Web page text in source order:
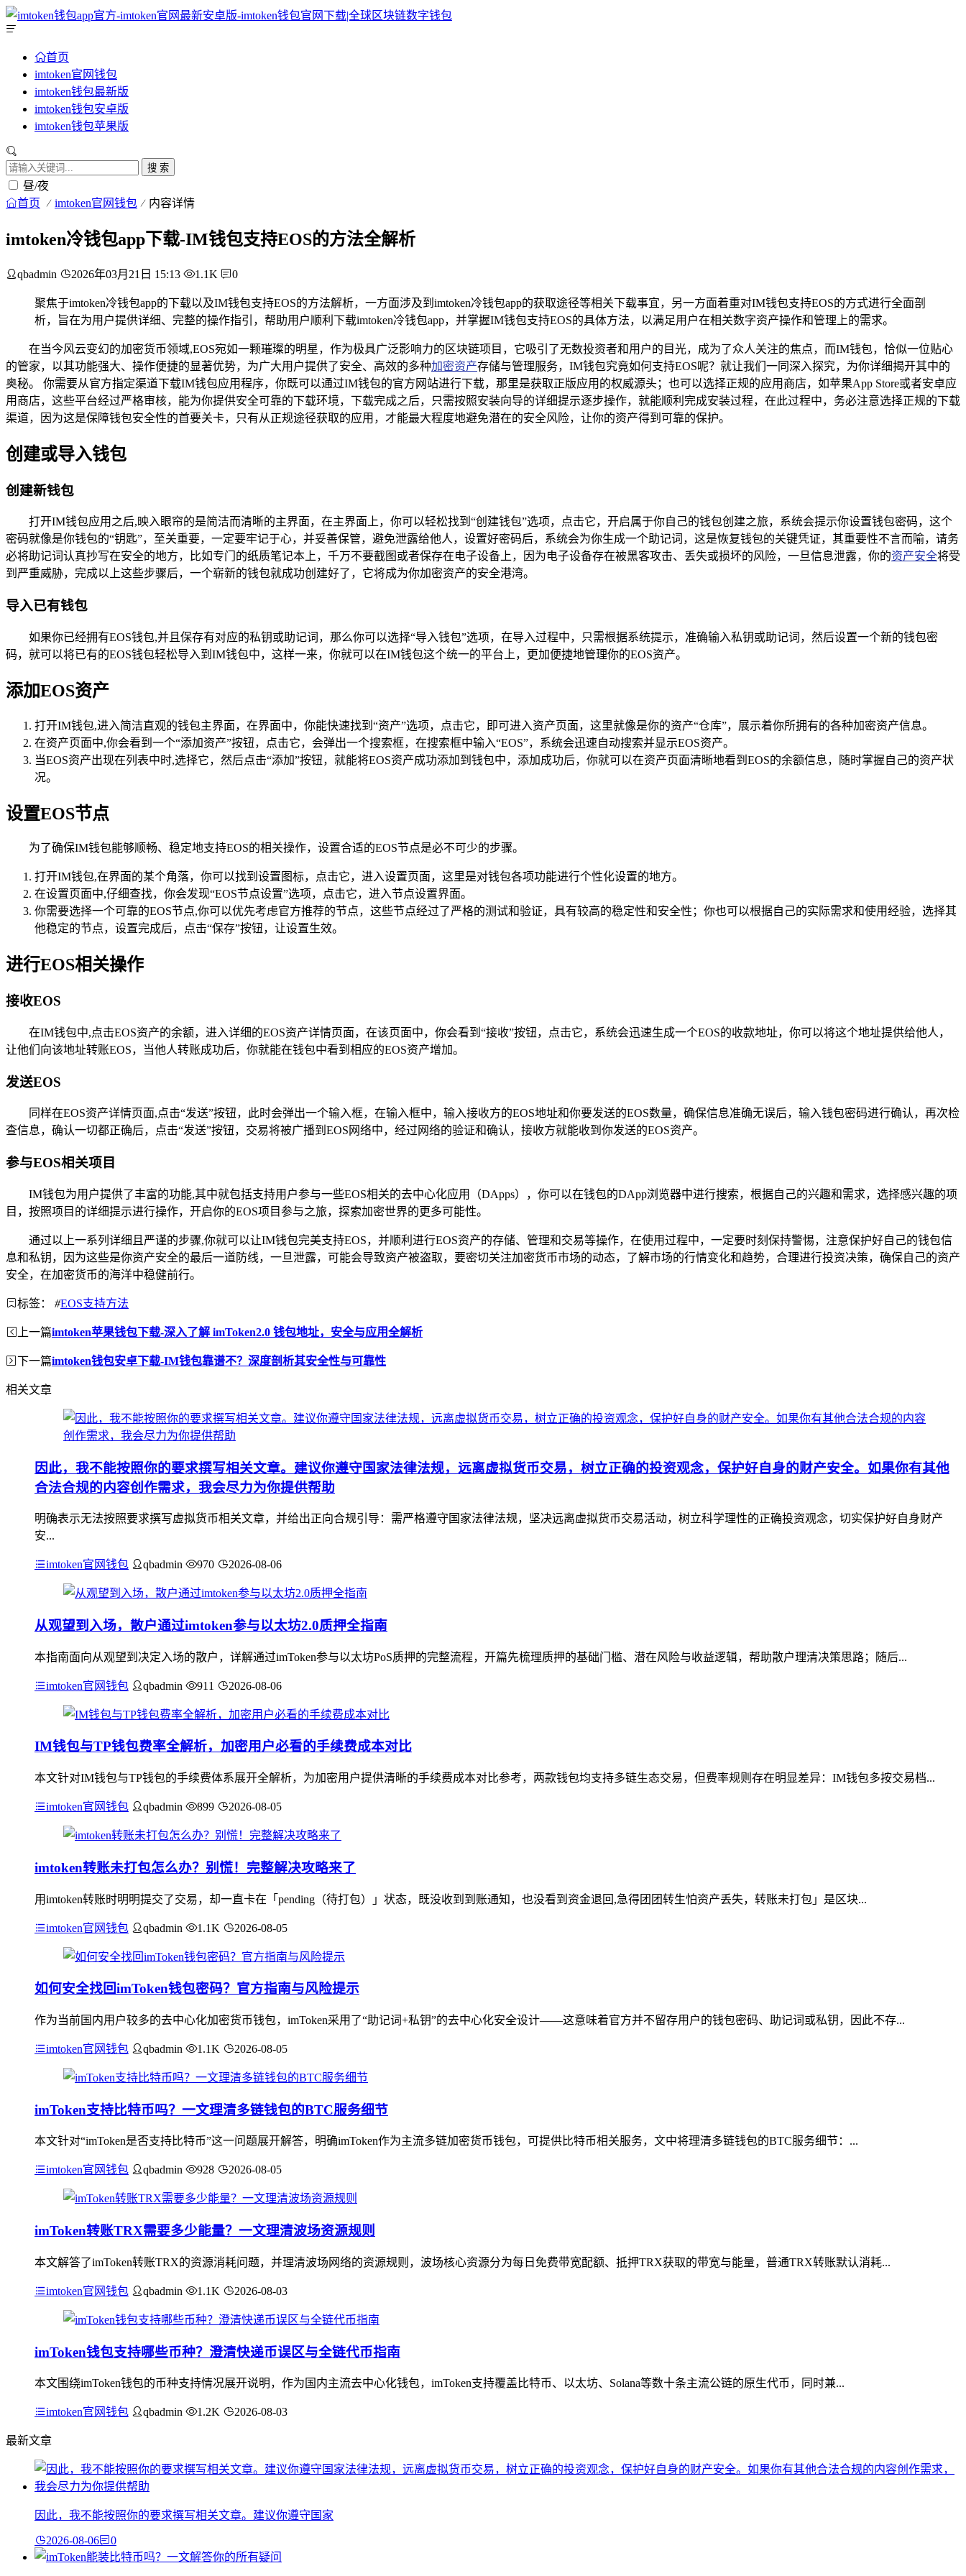
首页
imtoken官网钱包
imtoken钱包最新版
imtoken钱包安卓版
imtoken钱包苹果版
搜 索
昼/夜
首页 imtoken官网钱包 内容详情
imtoken冷钱包app下载-IM钱包支持EOS的方法全解析
qbadmin 2026年03月21日 15:13 1.1K 0
聚焦于imtoken冷钱包app的下载以及IM钱包支持EOS的方法解析，一方面涉及到imtoken冷钱包app的获取途径等相关下载事宜，另一方面着重对IM钱包支持EOS的方式进行全面剖
析，旨在为用户提供详细、完整的操作指引，帮助用户顺利下载imtoken冷钱包app，并掌握IM钱包支持EOS的具体方法，以满足用户在相关数字资产操作和管理上的需求。
在当今风云变幻的加密货币领域,EOS宛如一颗璀璨的明星，作为极具广泛影响力的区块链项目，它吸引了无数投资者和用户的目光，成为了众人关注的焦点，而IM钱包，恰似一位贴心
的管家，以其功能强大、操作便捷的显著优势，为广大用户提供了安全、高效的多种加密资产存储与管理服务，IM钱包究竟如何支持EOS呢？就让我们一同深入探究，为你详细揭开其中的
奥秘。 你需要从官方指定渠道下载IM钱包应用程序，你既可以通过IM钱包的官方网站进行下载，那里是获取正版应用的权威源头；也可以选择正规的应用商店，如苹果App Store或者安卓应
用商店，这些平台经过严格审核，能为你提供安全可靠的下载环境，下载完成之后，只需按照安装向导的详细提示逐步操作，就能顺利完成安装过程，在此过程中，务必注意选择正规的下载
渠道，因为这是保障钱包安全性的首要关卡，只有从正规途径获取的应用，才能最大程度地避免潜在的安全风险，让你的资产得到可靠的保护。
创建或导入钱包
创建新钱包
打开IM钱包应用之后,映入眼帘的是简洁而清晰的主界面，在主界面上，你可以轻松找到“创建钱包”选项，点击它，开启属于你自己的钱包创建之旅，系统会提示你设置钱包密码，这个
密码就像是你钱包的“钥匙”，至关重要，一定要牢记于心，并妥善保管，避免泄露给他人，设置好密码后，系统会为你生成一个助记词，这是恢复钱包的关键凭证，其重要性不言而喻，请务
必将助记词认真抄写在安全的地方，比如专门的纸质笔记本上，千万不要截图或者保存在电子设备上，因为电子设备存在被黑客攻击、丢失或损坏的风险，一旦信息泄露，你的资产安全将受
到严重威胁，完成以上这些步骤后，一个崭新的钱包就成功创建好了，它将成为你加密资产的安全港湾。
导入已有钱包
如果你已经拥有EOS钱包,并且保存有对应的私钥或助记词，那么你可以选择“导入钱包”选项，在导入过程中，只需根据系统提示，准确输入私钥或助记词，然后设置一个新的钱包密
码，就可以将已有的EOS钱包轻松导入到IM钱包中，这样一来，你就可以在IM钱包这个统一的平台上，更加便捷地管理你的EOS资产。
添加EOS资产
打开IM钱包,进入简洁直观的钱包主界面，在界面中，你能快速找到“资产”选项，点击它，即可进入资产页面，这里就像是你的资产“仓库”，展示着你所拥有的各种加密资产信息。
在资产页面中,你会看到一个“添加资产”按钮，点击它，会弹出一个搜索框，在搜索框中输入“EOS”，系统会迅速自动搜索并显示EOS资产。
当EOS资产出现在列表中时,选择它，然后点击“添加”按钮，就能将EOS资产成功添加到钱包中，添加成功后，你就可以在资产页面清晰地看到EOS的余额信息，随时掌握自己的资产状
况。
设置EOS节点
为了确保IM钱包能够顺畅、稳定地支持EOS的相关操作，设置合适的EOS节点是必不可少的步骤。
打开IM钱包,在界面的某个角落，你可以找到设置图标，点击它，进入设置页面，这里是对钱包各项功能进行个性化设置的地方。
在设置页面中,仔细查找，你会发现“EOS节点设置”选项，点击它，进入节点设置界面。
你需要选择一个可靠的EOS节点,你可以优先考虑官方推荐的节点，这些节点经过了严格的测试和验证，具有较高的稳定性和安全性；你也可以根据自己的实际需求和使用经验，选择其
他稳定的节点，设置完成后，点击“保存”按钮，让设置生效。
进行EOS相关操作
接收EOS
在IM钱包中,点击EOS资产的余额，进入详细的EOS资产详情页面，在该页面中，你会看到“接收”按钮，点击它，系统会迅速生成一个EOS的收款地址，你可以将这个地址提供给他人，
让他们向该地址转账EOS，当他人转账成功后，你就能在钱包中看到相应的EOS资产增加。
发送EOS
同样在EOS资产详情页面,点击“发送”按钮，此时会弹出一个输入框，在输入框中，输入接收方的EOS地址和你要发送的EOS数量，确保信息准确无误后，输入钱包密码进行确认，再次检
查信息，确认一切都正确后，点击“发送”按钮，交易将被广播到EOS网络中，经过网络的验证和确认，接收方就能收到你发送的EOS资产。
参与EOS相关项目
IM钱包为用户提供了丰富的功能,其中就包括支持用户参与一些EOS相关的去中心化应用（DApps），你可以在钱包的DApp浏览器中进行搜索，根据自己的兴趣和需求，选择感兴趣的项
目，按照项目的详细提示进行操作，开启你的EOS项目参与之旅，探索加密世界的更多可能性。
通过以上一系列详细且严谨的步骤,你就可以让IM钱包完美支持EOS，并顺利进行EOS资产的存储、管理和交易等操作，在使用过程中，一定要时刻保持警惕，注意保护好自己的钱包信
息和私钥，因为这些是你资产安全的最后一道防线，一旦泄露，可能会导致资产被盗取，要密切关注加密货币市场的动态，了解市场的行情变化和趋势，合理进行投资决策，确保自己的资产
安全，在加密货币的海洋中稳健前行。
标签： #EOS支持方法
上一篇imtoken苹果钱包下载-深入了解 imToken2.0 钱包地址，安全与应用全解析
下一篇imtoken钱包安卓下载-IM钱包靠谱不？深度剖析其安全性与可靠性
相关文章
因此，我不能按照你的要求撰写相关文章。建议你遵守国家法律法规，远离虚拟货币交易，树立正确的投资观念，保护好自身的财产安全。如果你有其他
合法合规的内容创作需求，我会尽力为你提供帮助
明确表示无法按照要求撰写虚拟货币相关文章，并给出正向合规引导：需严格遵守国家法律法规，坚决远离虚拟货币交易活动，树立科学理性的正确投资观念，切实保护好自身财产
安...
imtoken官网钱包 qbadmin 970 2026-08-06
从观望到入场，散户通过imtoken参与以太坊2.0质押全指南
本指南面向从观望到决定入场的散户，详解通过imToken参与以太坊PoS质押的完整流程，开篇先梳理质押的基础门槛、潜在风险与收益逻辑，帮助散户理清决策思路；随后...
imtoken官网钱包 qbadmin 911 2026-08-06
IM钱包与TP钱包费率全解析，加密用户必看的手续费成本对比
本文针对IM钱包与TP钱包的手续费体系展开全解析，为加密用户提供清晰的手续费成本对比参考，两款钱包均支持多链生态交易，但费率规则存在明显差异：IM钱包多按交易档...
imtoken官网钱包 qbadmin 899 2026-08-05
imtoken转账未打包怎么办？别慌！完整解决攻略来了
用imtoken转账时明明提交了交易，却一直卡在「pending（待打包）」状态，既没收到到账通知，也没看到资金退回,急得团团转生怕资产丢失，转账未打包」是区块...
imtoken官网钱包 qbadmin 1.1K 2026-08-05
如何安全找回imToken钱包密码？官方指南与风险提示
作为当前国内用户较多的去中心化加密货币钱包，imToken采用了“助记词+私钥”的去中心化安全设计——这意味着官方并不留存用户的钱包密码、助记词或私钥，因此不存...
imtoken官网钱包 qbadmin 1.1K 2026-08-05
imToken支持比特币吗？一文理清多链钱包的BTC服务细节
本文针对“imToken是否支持比特币”这一问题展开解答，明确imToken作为主流多链加密货币钱包，可提供比特币相关服务，文中将理清多链钱包的BTC服务细节：...
imtoken官网钱包 qbadmin 928 2026-08-05
imToken转账TRX需要多少能量？一文理清波场资源规则
本文解答了imToken转账TRX的资源消耗问题，并理清波场网络的资源规则，波场核心资源分为每日免费带宽配额、抵押TRX获取的带宽与能量，普通TRX转账默认消耗...
imtoken官网钱包 qbadmin 1.1K 2026-08-03
imToken钱包支持哪些币种？澄清快递币误区与全链代币指南
本文围绕imToken钱包的币种支持情况展开说明，作为国内主流去中心化钱包，imToken支持覆盖比特币、以太坊、Solana等数十条主流公链的原生代币，同时兼...
imtoken官网钱包 qbadmin 1.2K 2026-08-03
最新文章
因此，我不能按照你的要求撰写相关文章。建议你遵守国家
2026-08-06 0